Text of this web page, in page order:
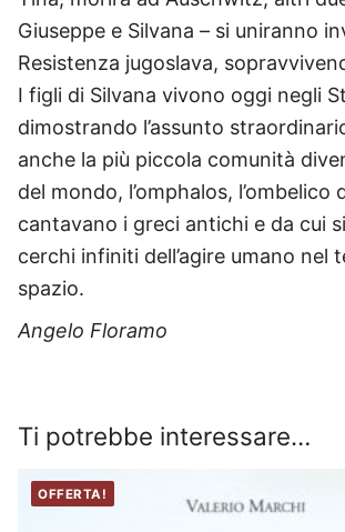
Giuseppe e Silvana – si uniranno
Resistenza jugoslava,
I figli di Silvana vivono oggi negli
dimostrando l’assunto
anche la più piccola comunità
del mondo, l’omphalos, l’ombelico
cantavano i greci antichi e da cui
cerchi infiniti dell’agire umano nel
spazio.
Angelo Floramo
Ti potrebbe interessare…
OFFERTA!